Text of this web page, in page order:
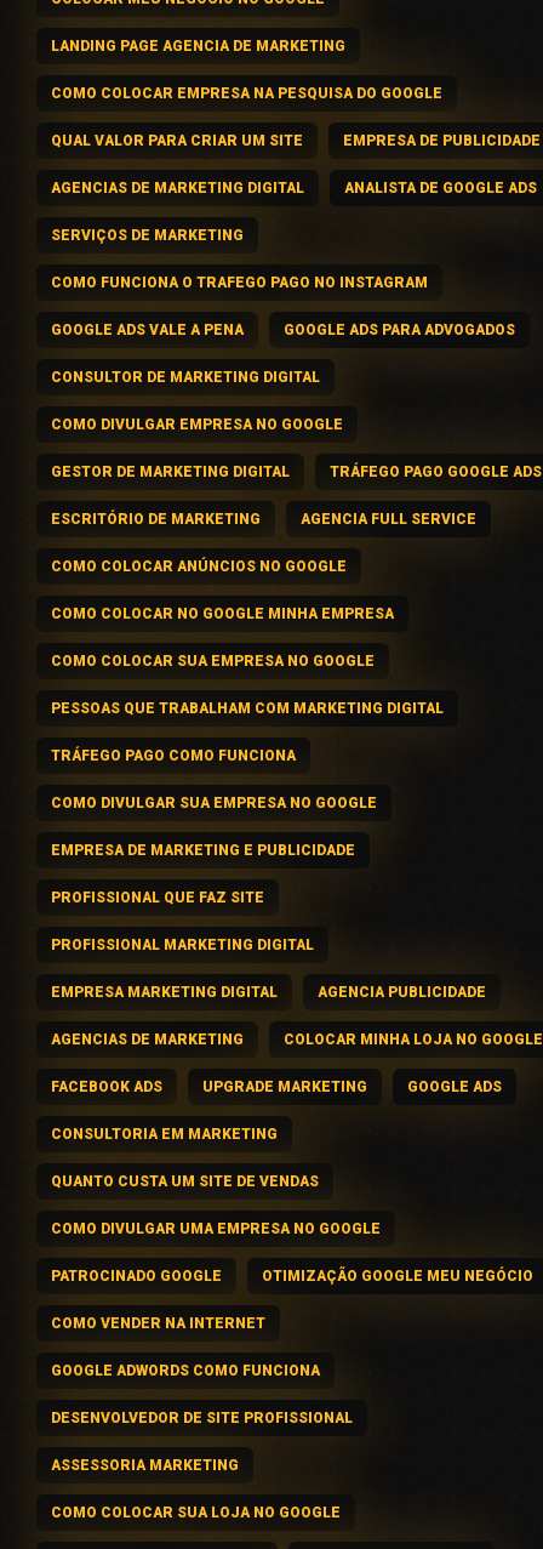
LANDING PAGE AGENCIA DE MARKETING
COMO COLOCAR EMPRESA NA PESQUISA DO GOOGLE
QUAL VALOR PARA CRIAR UM SITE EMPRESA DE PUBLICIDADE
AGENCIAS DE MARKETING DIGITAL ANALISTA DE GOOGLE ADS
SERVIÇOS DE MARKETING
COMO FUNCIONA O TRAFEGO PAGO NO INSTAGRAM
GOOGLE ADS VALE A PENA GOOGLE ADS PARA ADVOGADOS
CONSULTOR DE MARKETING DIGITAL
COMO DIVULGAR EMPRESA NO GOOGLE
GESTOR DE MARKETING DIGITAL TRÁFEGO PAGO GOOGLE ADS
ESCRITÓRIO DE MARKETING AGENCIA FULL SERVICE
COMO COLOCAR ANÚNCIOS NO GOOGLE
COMO COLOCAR NO GOOGLE MINHA EMPRESA
COMO COLOCAR SUA EMPRESA NO GOOGLE
PESSOAS QUE TRABALHAM COM MARKETING DIGITAL
TRÁFEGO PAGO COMO FUNCIONA
COMO DIVULGAR SUA EMPRESA NO GOOGLE
EMPRESA DE MARKETING E PUBLICIDADE
PROFISSIONAL QUE FAZ SITE
PROFISSIONAL MARKETING DIGITAL
EMPRESA MARKETING DIGITAL AGENCIA PUBLICIDADE
AGENCIAS DE MARKETING COLOCAR MINHA LOJA NO GOOGLE
FACEBOOK ADS UPGRADE MARKETING GOOGLE ADS
CONSULTORIA EM MARKETING
QUANTO CUSTA UM SITE DE VENDAS
COMO DIVULGAR UMA EMPRESA NO GOOGLE
PATROCINADO GOOGLE OTIMIZAÇÃO GOOGLE MEU NEGÓCIO
COMO VENDER NA INTERNET
GOOGLE ADWORDS COMO FUNCIONA
DESENVOLVEDOR DE SITE PROFISSIONAL
ASSESSORIA MARKETING
COMO COLOCAR SUA LOJA NO GOOGLE